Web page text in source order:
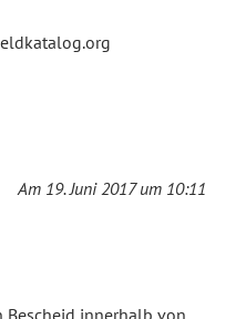
Am 19. Juni 2017 um 10:11
Bescheid innerhalb von